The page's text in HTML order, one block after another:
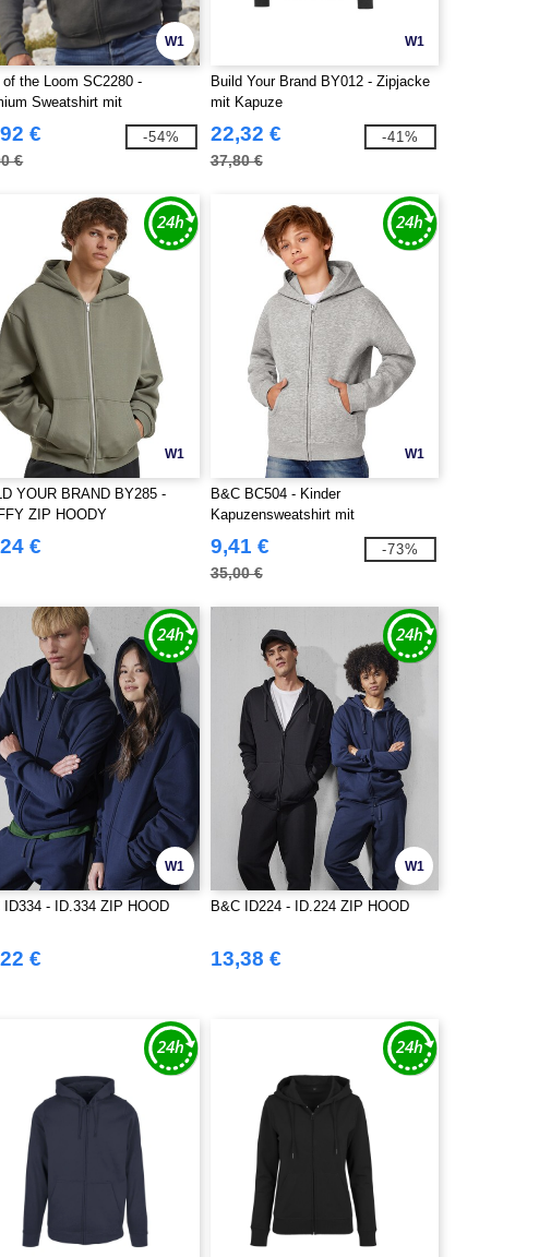
W1
of the Loom SC2280 -
Sweatshirt mit
€
€
-54%
W1
Build Your Brand BY012 - Zipjacke
mit Kapuze
22,32 €
37,80 €
-41%
W1
YOUR BRAND BY285 -
ZIP HOODY
€
W1
B&C BC504 - Kinder
Kapuzensweatshirt mit
Reißverschluss
9,41 €
35,00 €
-73%
W1
ID334 - ID.334 ZIP HOOD
€
W1
B&C ID224 - ID.224 ZIP HOOD
13,38 €